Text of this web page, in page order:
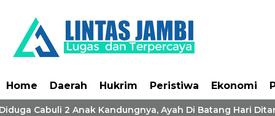
Home Daerah Hukrim Peristiwa Ekonomi
Cabuli 2 Anak Kandungnya, Ayah Di Batang Hari